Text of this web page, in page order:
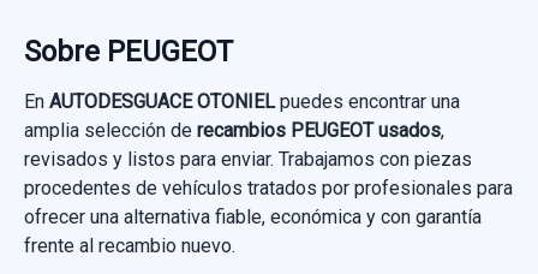
COLECTOR ADMISION 968226438
COLECTOR ADMISION 968226438 usado.
PEUGEOT BIPPER BÁSICO
Garantía 1 año
Ref:755040 OEM:
PUENTE DELANTERO
Sobre PEUGEOT
En AUTODESGUACE OTONIELpuedes encontrar una
amplia selección de recambios PEUGEOT usados,
revisados y listos para enviar. Trabajamos con piezas
procedentes de vehículos tratados por profesionales para
ofrecer una alternativa fiable, económica y con garantía
frente al recambio nuevo.